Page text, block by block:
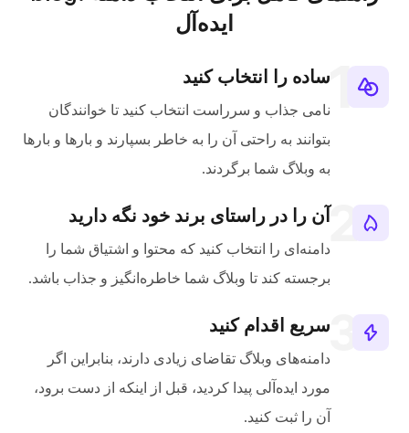
ایده‌آل
ساده را انتخاب کنید
نامی جذاب و سرراست انتخاب کنید تا خوانندگان
بتوانند به راحتی آن را به خاطر بسپارند و بارها و بارها
به وبلاگ شما برگردند.
آن را در راستای برند خود نگه دارید
دامنه‌ای را انتخاب کنید که محتوا و اشتیاق شما را
برجسته کند تا وبلاگ شما خاطره‌انگیز و جذاب باشد.
سریع اقدام کنید
دامنه‌های وبلاگ تقاضای زیادی دارند، بنابراین اگر
مورد ایده‌آلی پیدا کردید، قبل از اینکه از دست برود،
آن را ثبت کنید.